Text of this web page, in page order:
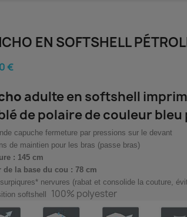
EN SOFTSHELL
€
adulte en softshell
de polaire de couleur
capuche fermeture par pressions sur le devant
de maintien pour les bras (passe bras)
: 145 cm
de la base du cou : 78 cm
nervures (rabat et consolide la couture,
softshell 100% polyester